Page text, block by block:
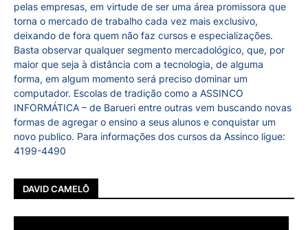
pelas empresas, em virtude de ser uma área promissora que
torna o mercado de trabalho cada vez mais exclusivo,
deixando de fora quem não faz cursos e especializações.
Basta observar qualquer segmento mercadológico, que, por
maior que seja à distância com a tecnologia, de alguma
forma, em algum momento será preciso dominar um
computador. Escolas de tradição como a ASSINCO
INFORMÁTICA – de Barueri entre outras vem buscando novas
formas de agregar o ensino a seus alunos e conquistar um
novo publico. Para informações dos cursos da Assinco ligue:
4199-4490
DAVID CAMELÔ